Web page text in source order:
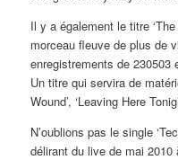
Il y a également le titre
morceau fleuve de plus de
enregistrements de 230503
Un titre qui servira de
Wound’, ‘Leaving Here
N’oublions pas le single
délirant du live de mai 2010